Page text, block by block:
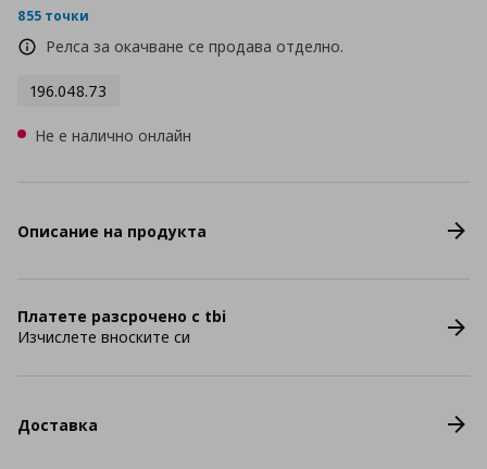
855 точки
Релса за окачване се продава отделно.
196.048.73
Не е налично онлайн
Описание на продукта
Платете разсрочено с tbi
Изчислете вноските си
Доставка